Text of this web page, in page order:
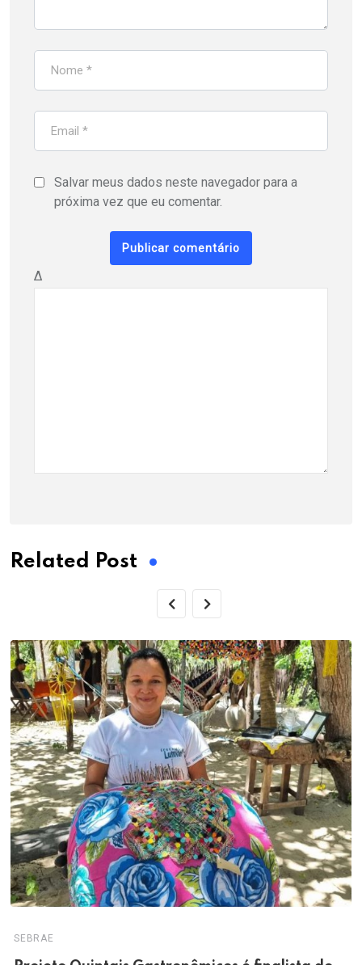
Salvar meus dados neste navegador para a
próxima vez que eu comentar.
Δ
Related Post
SEBRAE